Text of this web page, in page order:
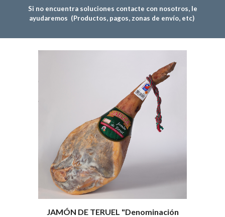
Si no encuentra soluciones contacte con nosotros, le
ayudaremos (Productos, pagos, zonas de envío, etc)
JAMÓN DE TERUEL "Denominación